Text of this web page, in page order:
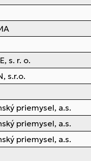
s. r. o.
s.r.o.
priemysel, a.s.
priemysel, a.s.
priemysel, a.s.